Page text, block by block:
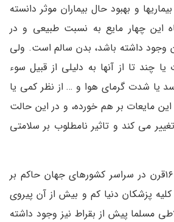
و بهبود حال بیماران موثر دانسته
این چهار مایع به نسبت طبیعی و در
وجود داشته باشد، بدن سالم است. ولی
چند تا از آنها به دلیلی از قبیل سوء
یا شدت گرمای هوا و … از نظر کمی یا
این مایعات بر هم خورده، و در این حالت
می کند و تاثیر نامطلوب بر سلامتی
طب اخلاطی به مدت ۱۶قرن در سراسر کشورهای جهان حاکم بر
پزشکان دنیا کم و بیش از آن پیروی
مسلما پیش از بقراط نیز وجود داشته